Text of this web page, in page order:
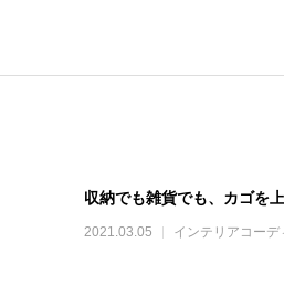
収納でも雑貨でも、カゴを
2021.03.05 インテリアコーデ